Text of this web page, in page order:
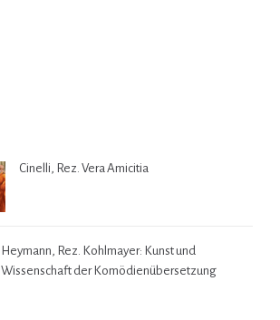
Cinelli, Rez. Vera Amicitia
Heymann, Rez. Kohlmayer: Kunst und
Wissenschaft der Komödienübersetzung